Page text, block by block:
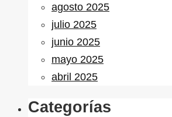
agosto 2025
julio 2025
junio 2025
mayo 2025
abril 2025
Categorías